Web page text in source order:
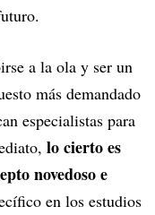
a la ola y ser un
más demandado
especialistas para
lo cierto es
novedoso e
en los estudios